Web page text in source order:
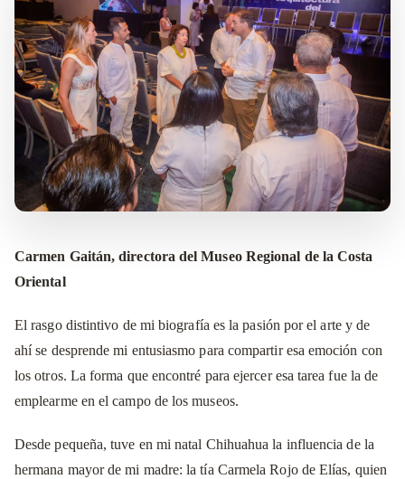
Carmen Gaitán, directora del Museo Regional de la Costa
Oriental
El rasgo distintivo de mi biografía es la pasión por el arte y de
ahí se desprende mi entusiasmo para compartir esa emoción con
los otros. La forma que encontré para ejercer esa tarea fue la de
emplearme en el campo de los museos.
Desde pequeña, tuve en mi natal Chihuahua la influencia de la
hermana mayor de mi madre: la tía Carmela Rojo de Elías, quien